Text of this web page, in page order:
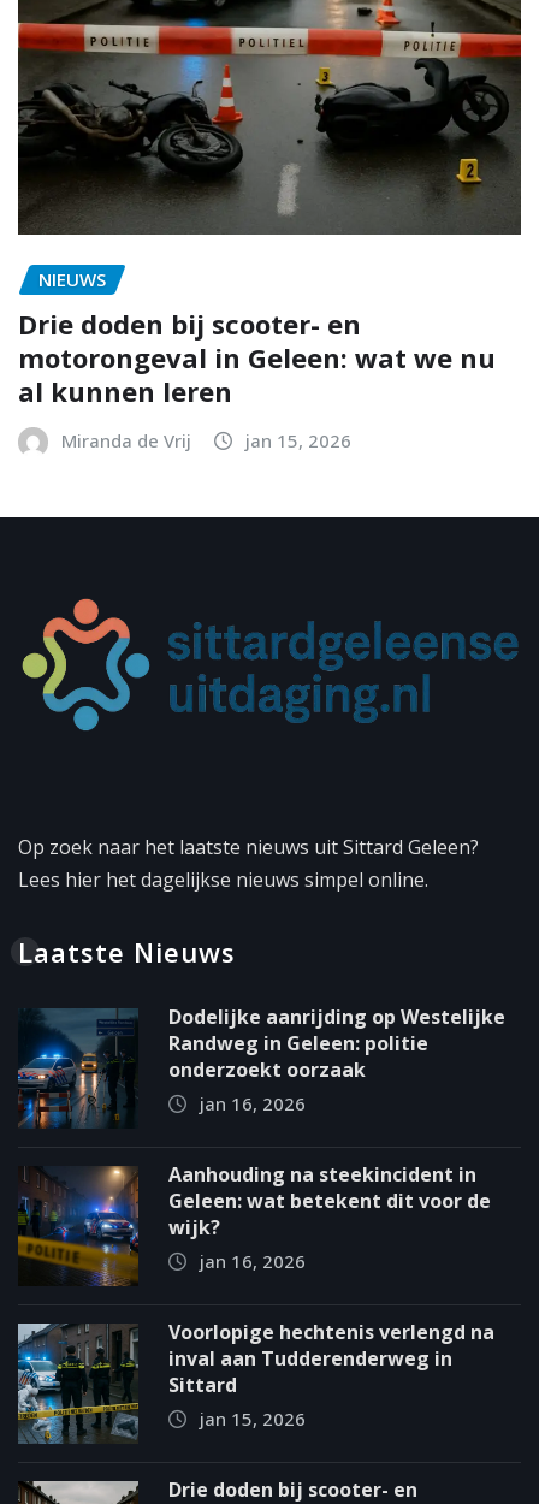
NIEUWS
Drie doden bij scooter- en
motorongeval in Geleen: wat we nu
al kunnen leren
Miranda de Vrij jan 15, 2026
Op zoek naar het laatste nieuws uit Sittard Geleen?
Lees hier het dagelijkse nieuws simpel online.
Laatste Nieuws
Dodelijke aanrijding op Westelijke
Randweg in Geleen: politie
onderzoekt oorzaak
jan 16, 2026
Aanhouding na steekincident in
Geleen: wat betekent dit voor de
wijk?
jan 16, 2026
Voorlopige hechtenis verlengd na
inval aan Tudderenderweg in
Sittard
jan 15, 2026
Drie doden bij scooter- en